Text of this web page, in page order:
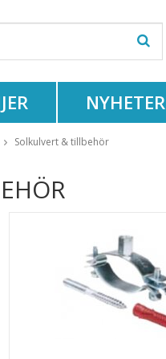
NYHETER
Solkulvert & tillbehör